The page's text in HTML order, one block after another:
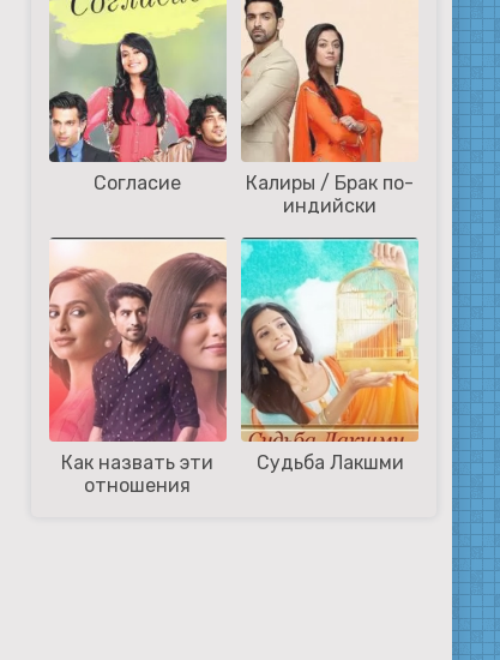
Согласие
Калиры / Брак по-
индийски
Как назвать эти
отношения
Судьба Лакшми